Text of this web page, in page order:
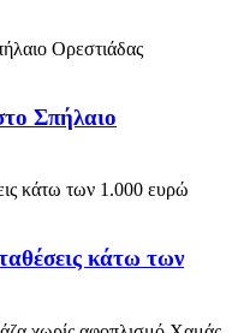
Σπήλαιο
κάτω των